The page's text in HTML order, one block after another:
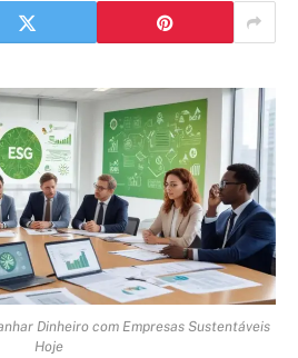
Dinheiro com Empresas Sustentáveis
Hoje